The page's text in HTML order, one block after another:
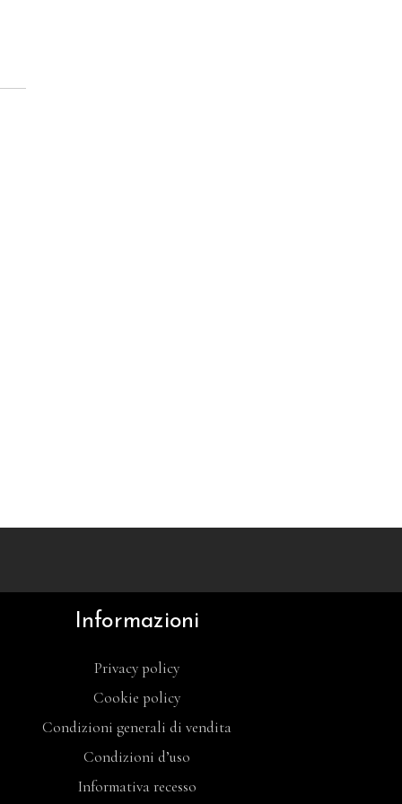
Informazioni
Privacy policy
Cookie policy
Condizioni generali di vendita
Condizioni d’uso
Informativa recesso